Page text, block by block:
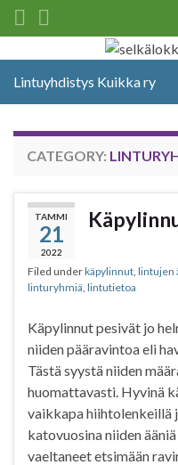
Search for:
Lintuyhdistys Kuikka ry
CATEGORY:
TAMMI
21
2022
Filed underkäpylinnut lintujen
linturyhmiä lintutietoa
Käpylinnut pesivät jo
niiden pääravintoa eli
Tästä syystä niiden
huomattavasti. Hyvinä
vaikkapa hiihtolenkeillä
katovuosina niiden
vaeltaneet etsimään